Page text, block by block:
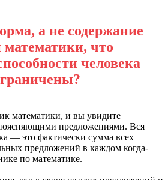
а не содержание
что
человека
математики, и вы увидите
предложениями. Вся
— это фактически сумма всех
предложений в каждом когда-
по математике.